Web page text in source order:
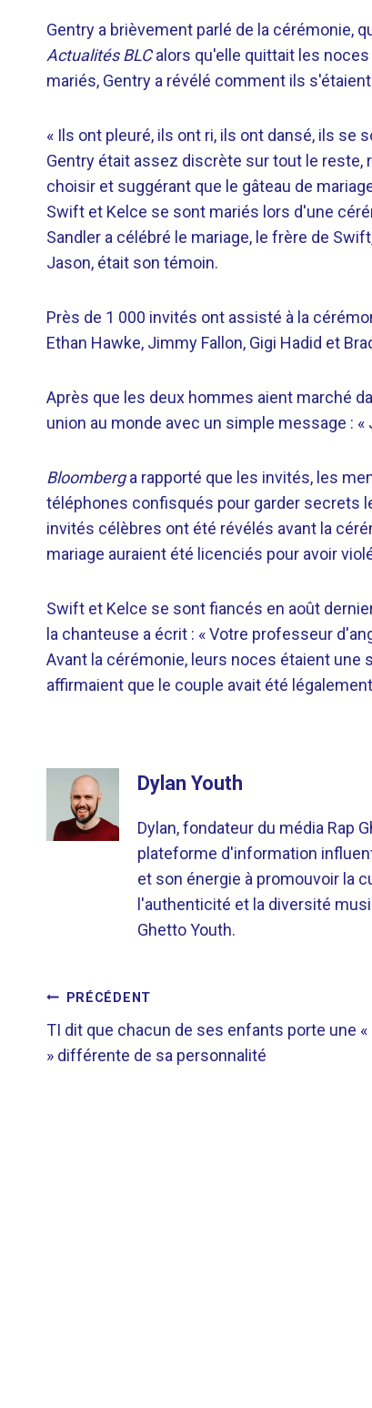
Gentry a brièvement parlé de la cérémonie,
Actualités BLCalors qu'elle quittait les
mariés, Gentry a révélé comment ils
« Ils ont pleuré, ils ont ri, ils ont dansé, ils
Gentry était assez discrète sur tout le reste,
choisir et suggérant que le gâteau de
Swift et Kelce se sont mariés lors d'une
Sandler a célébré le mariage, le frère de
Jason, était son témoin.
Près de 1 000 invités ont assisté à la
Ethan Hawke, Jimmy Fallon, Gigi Hadid et
Après que les deux hommes aient marché
union au monde avec un simple message : «
Bloomberga rapporté que les invités, les
téléphones confisqués pour garder secrets
invités célèbres ont été révélés avant la
mariage auraient été licenciés pour avoir
Swift et Kelce se sont fiancés en août
la chanteuse a écrit : « Votre professeur
Avant la cérémonie, leurs noces étaient
affirmaient que le couple avait été
Dylan Youth
Dylan, fondateur du média Rap
plateforme d'information
et son énergie à promouvoir la
l'authenticité et la diversité
Ghetto Youth.
NAVIGATION
DE
PRÉCÉDENT
TI dit que chacun de ses enfants porte une «
» différente de sa personnalité